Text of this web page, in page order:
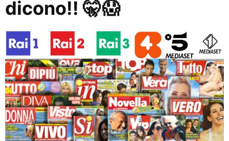
dicono!! 🤫😱